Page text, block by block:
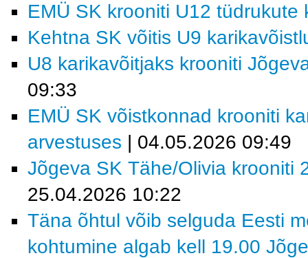
EMÜ SK krooniti U12 tüdrukute
Kehtna SK võitis U9
U8 karikavõitjaks krooniti
09:33
EMÜ SK võistkonnad krooniti
arvestuses | 04.05.2026 09:49
Jõgeva SK Tähe/Olivia krooniti
25.04.2026 10:22
Täna õhtul võib selguda Eesti
kohtumine algab kell 19.00